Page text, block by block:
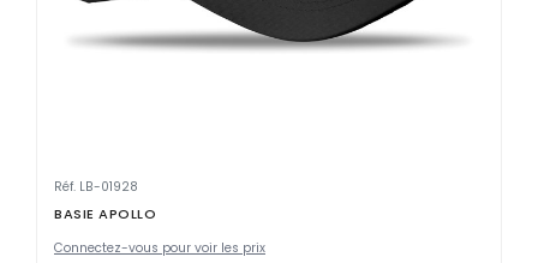
Réf. LB-01928
BASIE APOLLO
Connectez-vous pour voir les prix